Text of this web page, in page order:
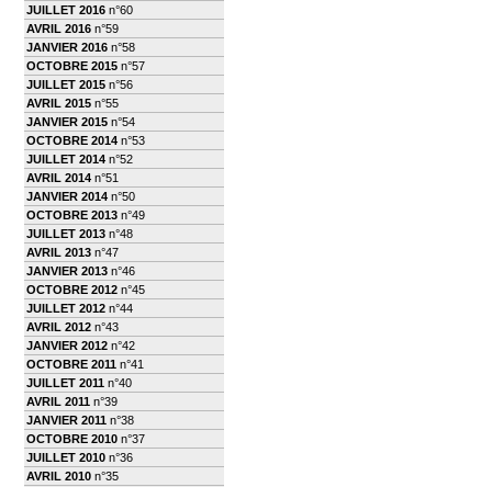
JUILLET 2016 n°60
AVRIL 2016 n°59
JANVIER 2016 n°58
OCTOBRE 2015 n°57
JUILLET 2015 n°56
AVRIL 2015 n°55
JANVIER 2015 n°54
OCTOBRE 2014 n°53
JUILLET 2014 n°52
AVRIL 2014 n°51
JANVIER 2014 n°50
OCTOBRE 2013 n°49
JUILLET 2013 n°48
AVRIL 2013 n°47
JANVIER 2013 n°46
OCTOBRE 2012 n°45
JUILLET 2012 n°44
AVRIL 2012 n°43
JANVIER 2012 n°42
OCTOBRE 2011 n°41
JUILLET 2011 n°40
AVRIL 2011 n°39
JANVIER 2011 n°38
OCTOBRE 2010 n°37
JUILLET 2010 n°36
AVRIL 2010 n°35